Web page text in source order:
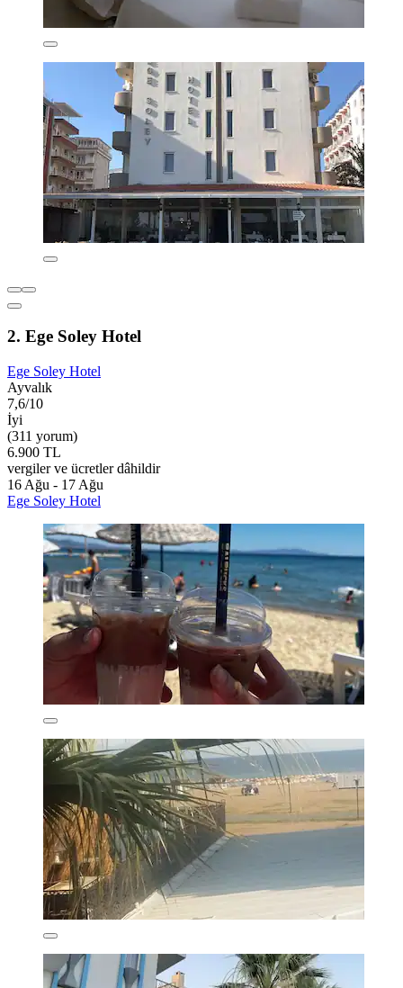
2. Ege Soley Hotel
Ege Soley Hotel
Ayvalık
7,6/10
İyi
(311 yorum)
6.900 TL
vergiler ve ücretler dâhildir
16 Ağu - 17 Ağu
Ege Soley Hotel